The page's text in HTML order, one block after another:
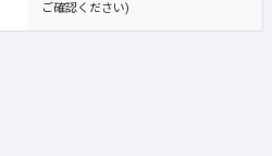
ご確認ください)